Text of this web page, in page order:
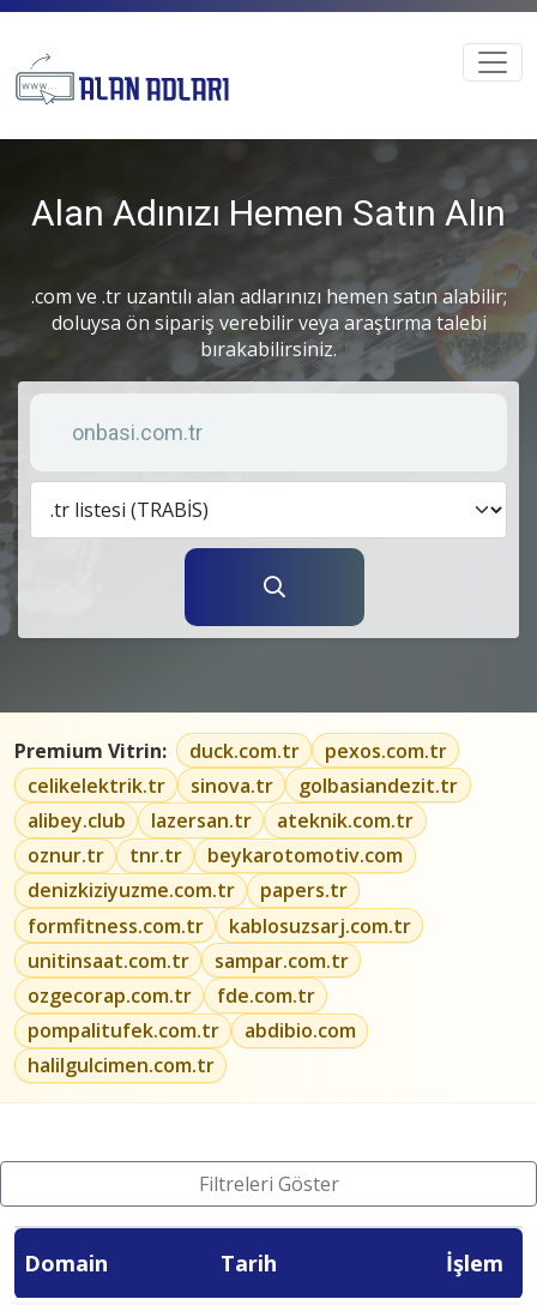
Alan Adınızı Hemen Satın Alın
.com ve .tr uzantılı alan adlarınızı hemen satın alabilir;
doluysa ön sipariş verebilir veya araştırma talebi
bırakabilirsiniz.
Anahtar kelime
Premium Vitrin: duck.com.tr
pexos.com.tr
celikelektrik.tr
sinova.tr
golbasiandezit.tr
alibey.club
lazersan.tr
ateknik.com.tr
oznur.tr
tnr.tr
beykarotomotiv.com
denizkiziyuzme.com.tr
papers.tr
formfitness.com.tr
kablosuzsarj.com.tr
unitinsaat.com.tr
sampar.com.tr
ozgecorap.com.tr
fde.com.tr
pompalitufek.com.tr
abdibio.com
halilgulcimen.com.tr
Filtreleri Göster
Domain Tarih İşlem